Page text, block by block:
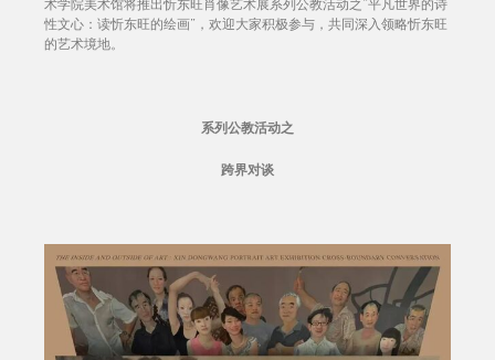
术学院美术馆将推出忻东旺肖像艺术展系列公教活动之“平凡世界的诗
性文心：读忻东旺的绘画”，欢迎大家积极参与，共同深入领略忻东旺
的艺术境地。
系列公教活动之
跨界对谈